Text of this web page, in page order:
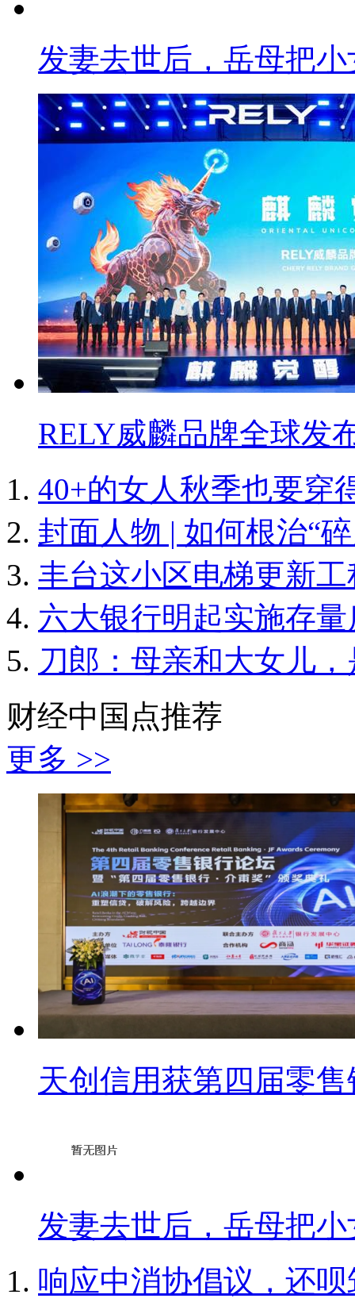
发妻去世后，岳母把
RELY威麟品牌全球发
40+的女人秋季也要穿
封面人物 | 如何根治“
丰台这小区电梯更新
六大银行明起实施存
刀郎：母亲和大女儿
财经中国点推荐
更多 >>
天创信用获第四届零
发妻去世后，岳母把
响应中消协倡议，还